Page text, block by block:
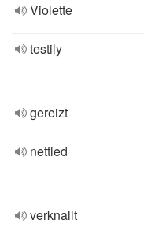
Violette
testily
gereizt
nettled
verknallt